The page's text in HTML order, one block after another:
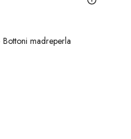
Bottoni madreperla
€.